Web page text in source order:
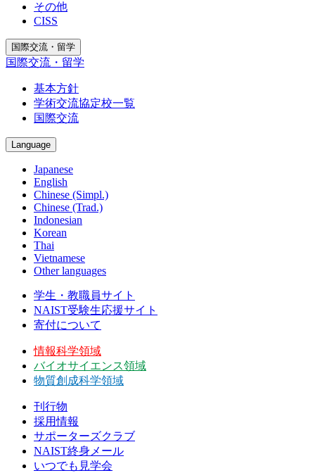
その他
CISS
国際交流・留学
国際交流・留学
基本方針
学術交流協定校一覧
国際交流
Language
Japanese
English
Chinese (Simpl.)
Chinese (Trad.)
Indonesian
Korean
Thai
Vietnamese
Other languages
学生・教職員サイト
NAIST受験生応援サイト
寄付について
情報科学領域
バイオサイエンス領域
物質創成科学領域
刊行物
採用情報
サポーターズクラブ
NAIST終身メール
いつでも見学会